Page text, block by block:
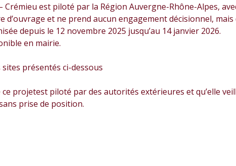
Crémieu est piloté par la Région Auvergne-Rhône-Alpes,
d’ouvrage et ne prend aucun engagement décisionnel, mais
depuis le 12 novembre 2025 jusqu’au 14 janvier 2026.
en mairie.
présentés ci-dessous
projetest piloté par des autorités extérieures et qu’elle
prise de position.